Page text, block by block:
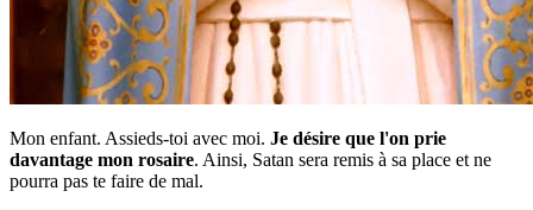
Mon enfant. Assieds-toi avec moi. Je désire que l'on prie
davantage mon rosaire. Ainsi, Satan sera remis à sa place et ne
pourra pas te faire de mal.